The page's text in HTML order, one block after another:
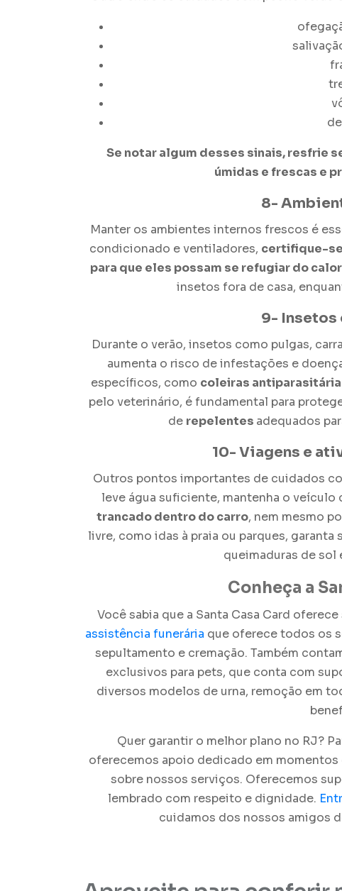
Se notar algum desses sinais, resfrie
úmidas e frescas e
8-
Manter os ambientes internos frescos é
condicionado e ventiladores, certifique-
para que eles possam se refugiar do calor
insetos fora de casa,
9- Insetos
Durante o verão, insetos como pulgas,
aumenta o risco de infestações e
específicos, como coleiras
pelo veterinário, é fundamental para
de repelentes adequados
10- Viagens e
Outros pontos importantes de cuidados
leve água suficiente, mantenha o veículo
trancado dentro do carro, nem mesmo
livre, como idas à praia ou parques,
queimaduras de sol
Conheça a
Você sabia que a Santa Casa Card
assistência funerária que oferece todos os
sepultamento e cremação. Também
exclusivos para pets, que conta com
diversos modelos de urna, remoção em
Quer garantir o melhor plano no RJ?
oferecemos apoio dedicado em
sobre nossos serviços. Oferecemos
lembrado com respeito e dignidade.
cuidamos dos nossos amigos